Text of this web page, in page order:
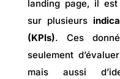
landing page, il
sur plusieurs
(KPIs). Ces
seulement
mais aussi